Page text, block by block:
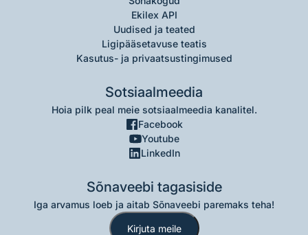
Ekilex API
Uudised ja teated
Ligipääsetavuse teatis
Kasutus- ja privaatsustingimused
Sotsiaalmeedia
Hoia pilk peal meie sotsiaalmeedia kanalitel.
Facebook
Youtube
LinkedIn
Sõnaveebi tagasiside
Iga arvamus loeb ja aitab Sõnaveebi paremaks teha!
Kirjuta meile